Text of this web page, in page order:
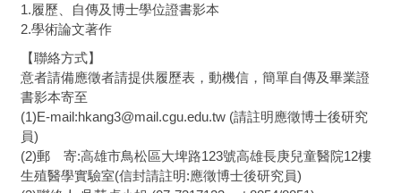
1.履歷、自傳及博士學位證書影本
2.學術論文著作
【聯絡方式】
意者請備應徵者請提供履歷表，動機信，簡單自傳及畢業證
書影本寄至
(1)E-mail:hkang3@mail.cgu.edu.tw (請註明應徵博士後研究
員)
(2)郵 寄:高雄市鳥松區大埤路123號高雄長庚兒童醫院12樓
生殖醫學實驗室(信封請註明:應徵博士後研究員)